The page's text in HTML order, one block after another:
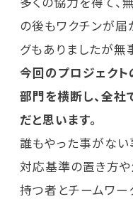
の後もワクチンが届
グもありましたが無
今回のプロジェクト
部門を横断し、全社
だと思います。
誰もやった事がな
対応基準の置き方
持つ者とチームワ